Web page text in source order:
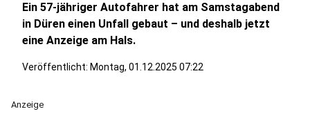
Ein 57-jähriger Autofahrer hat am Samstagabend
in Düren einen Unfall gebaut – und deshalb jetzt
eine Anzeige am Hals.
Veröffentlicht: Montag, 01.12.2025 07:22
Anzeige